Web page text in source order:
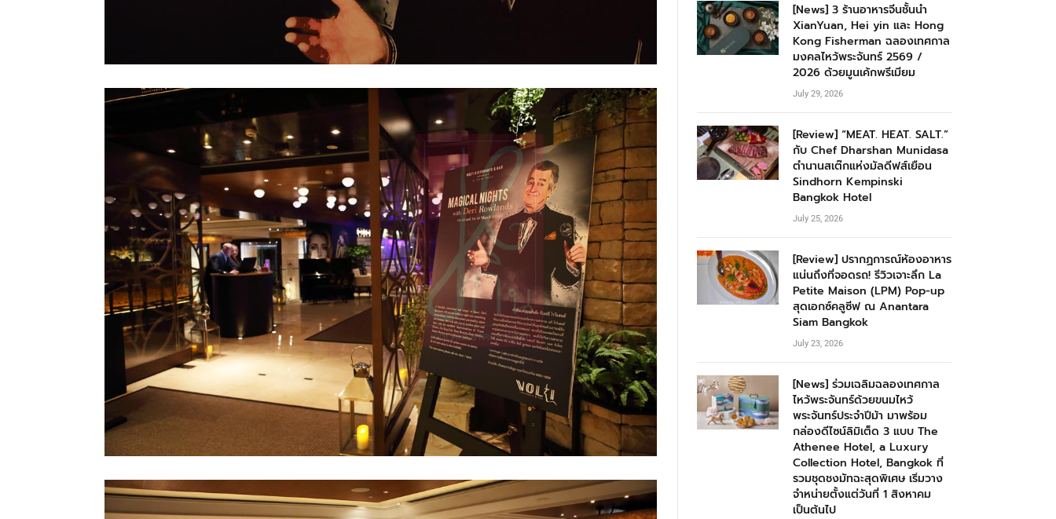
[News] 3 ร้านอาหารจีนชั้นนำ
XianYuan, Hei yin และ Hong
Kong Fisherman ฉลองเทศกาล
มงคลไหว้พระจันทร์ 2569 /
2026 ด้วยมูนเค้กพรีเมียม
July 29, 2026
[Review] “MEAT. HEAT. SALT.”
กับ Chef Dharshan Munidasa
ตำนานสเต๊กแห่งมัลดีฟส์เยือน
Sindhorn Kempinski
Bangkok Hotel
July 25, 2026
[Review] ปรากฏการณ์ห้องอาหาร
แน่นถึงที่จอดรถ! รีวิวเจาะลึก La
Petite Maison (LPM) Pop-up
สุดเอกซ์คลูซีฟ ณ Anantara
Siam Bangkok
July 23, 2026
[News] ร่วมเฉลิมฉลองเทศกาล
ไหว้พระจันทร์ด้วยขนมไหว้
พระจันทร์ประจำปีม้า มาพร้อม
กล่องดีไซน์ลิมิเต็ด 3 แบบ The
Athenee Hotel, a Luxury
Collection Hotel, Bangkok ที่
รวมชุดชงมัทฉะสุดพิเศษ เริ่มวาง
จำหน่ายตั้งแต่วันที่ 1 สิงหาคม
เป็นต้นไป